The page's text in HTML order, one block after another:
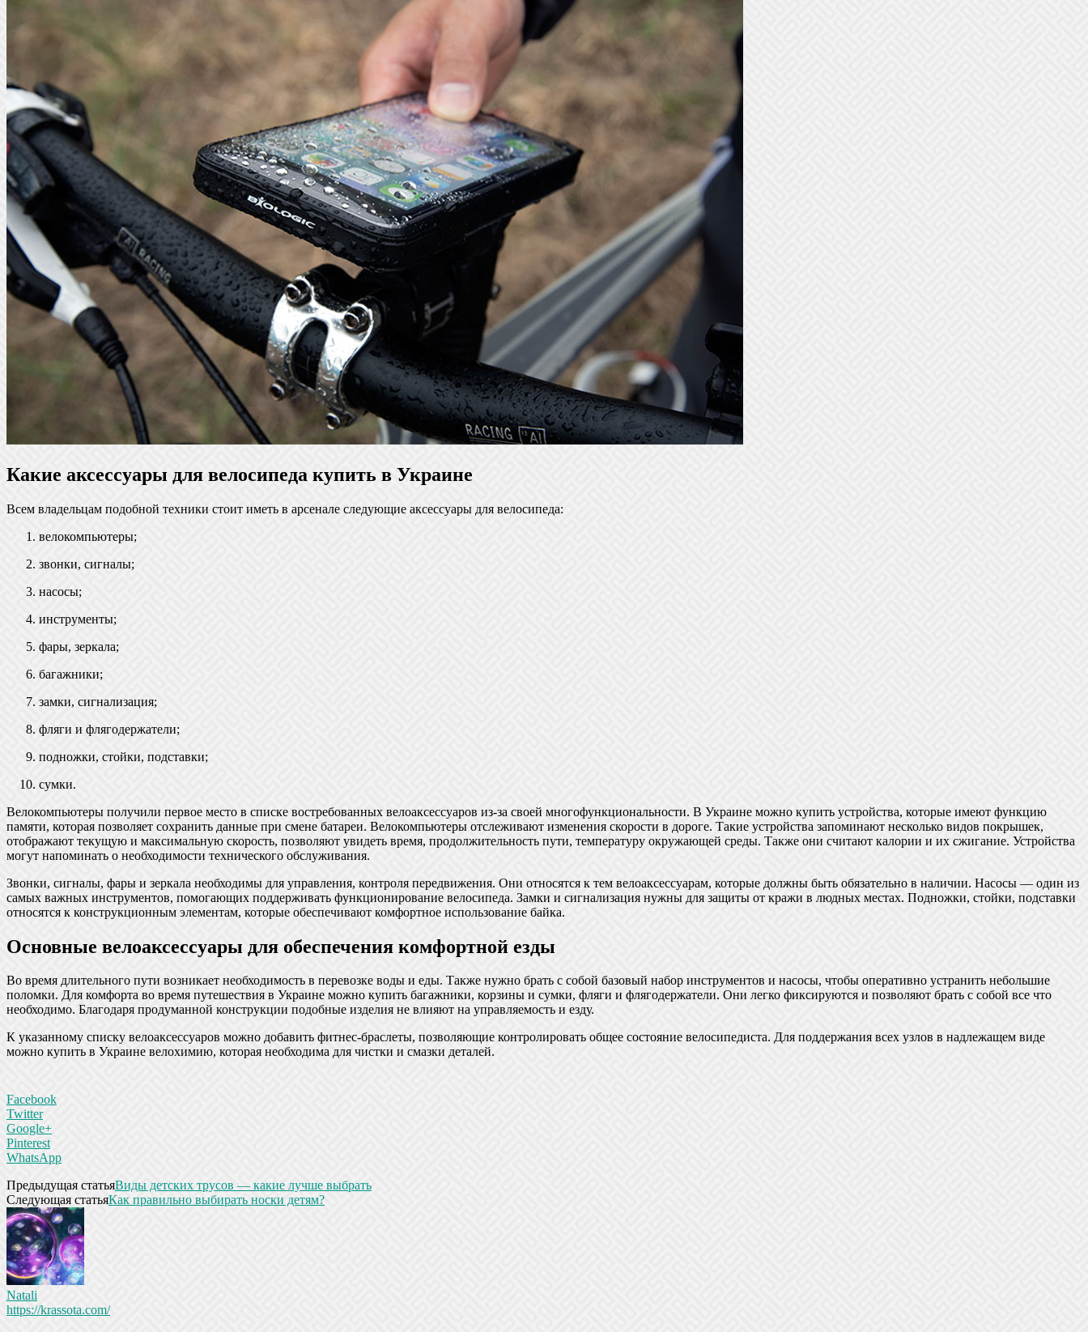
Какие аксессуары для велосипеда купить в Украине
Всем владельцам подобной техники стоит иметь в арсенале следующие аксессуары для велосипеда:
велокомпьютеры;
звонки, сигналы;
насосы;
инструменты;
фары, зеркала;
багажники;
замки, сигнализация;
фляги и флягодержатели;
подножки, стойки, подставки;
сумки.
Велокомпьютеры получили первое место в списке востребованных велоаксессуаров из-за своей многофункциональности. В Украине можно купить устройства, которые имеют функцию
памяти, которая позволяет сохранить данные при смене батареи. Велокомпьютеры отслеживают изменения скорости в дороге. Такие устройства запоминают несколько видов покрышек,
отображают текущую и максимальную скорость, позволяют увидеть время, продолжительность пути, температуру окружающей среды. Также они считают калории и их сжигание. Устройства
могут напоминать о необходимости технического обслуживания.
Звонки, сигналы, фары и зеркала необходимы для управления, контроля передвижения. Они относятся к тем велоаксессуарам, которые должны быть обязательно в наличии. Насосы — один из
самых важных инструментов, помогающих поддерживать функционирование велосипеда. Замки и сигнализация нужны для защиты от кражи в людных местах. Подножки, стойки, подставки
относятся к конструкционным элементам, которые обеспечивают комфортное использование байка.
Основные велоаксессуары для обеспечения комфортной езды
Во время длительного пути возникает необходимость в перевозке воды и еды. Также нужно брать с собой базовый набор инструментов и насосы, чтобы оперативно устранить небольшие
поломки. Для комфорта во время путешествия в Украине можно купить багажники, корзины и сумки, фляги и флягодержатели. Они легко фиксируются и позволяют брать с собой все что
необходимо. Благодаря продуманной конструкции подобные изделия не влияют на управляемость и езду.
К указанному списку велоаксессуаров можно добавить фитнес-браслеты, позволяющие контролировать общее состояние велосипедиста. Для поддержания всех узлов в надлежащем виде
можно купить в Украине велохимию, которая необходима для чистки и смазки деталей.
Facebook
Twitter
Google+
Pinterest
WhatsApp
Предыдущая статьяВиды детских трусов — какие лучше выбрать
Следующая статьяКак правильно выбирать носки детям?
Natali
https://krassota.com/